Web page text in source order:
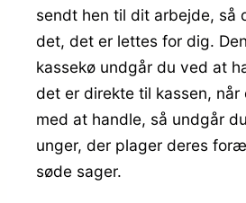
sendt hen til dit arbejde, så
det, det er lettes for dig.
kassekø undgår du ved at
det er direkte til kassen,
med at handle, så undgår
unger, der plager deres
søde sager.